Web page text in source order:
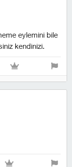
eylemini bile
kendinizi.